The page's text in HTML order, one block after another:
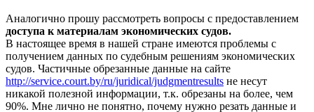
Аналогично прошу рассмотреть вопросы с предоставлением
доступа к материалам экономических судов.
В настоящее время в нашей стране имеются проблемы с
получением данных по судебным решениям экономических
судов. Частичные обрезанные данные на сайте
http://service.court.by/ru/juridical/judgmentresults не несут
никакой полезной информации, т.к. обрезаны на более, чем
90%. Мне лично не понятно, почему нужно резать данные и